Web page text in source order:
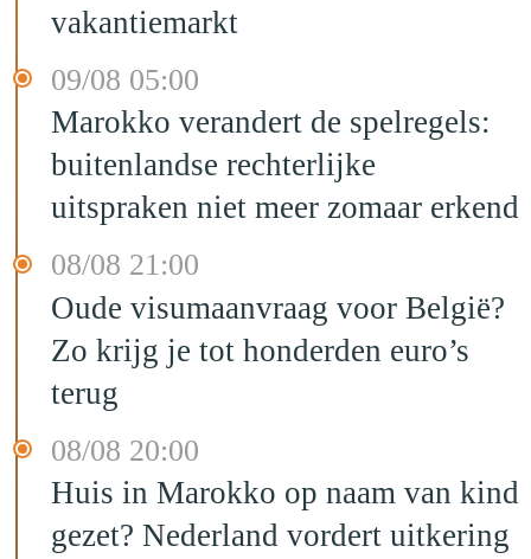
vakantiemarkt
09/08 05:00
Marokko verandert de spelregels:
buitenlandse rechterlijke
uitspraken niet meer zomaar erkend
08/08 21:00
Oude visumaanvraag voor België?
Zo krijg je tot honderden euro’s
terug
08/08 20:00
Huis in Marokko op naam van kind
gezet? Nederland vordert uitkering